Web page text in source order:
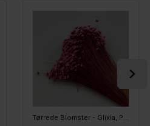
Tørrede Blomster - Glixia, Pink